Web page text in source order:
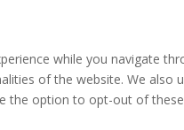
while you navigate
of the website. We
the option to opt-out of